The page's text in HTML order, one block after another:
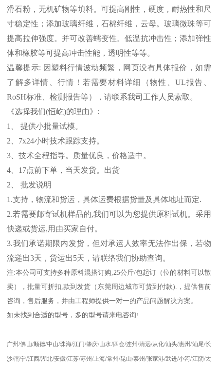
滑石粉，无机矿物等填料。可提高刚性，硬度，耐热性和尺
寸稳定性；添加玻璃纤维，石棉纤维，云母。玻璃微珠等可
提高拉伸强度。并可改善蠕变性。低温抗冲击性；添加弹性
体和橡胶等可提高冲击性能，透明性等等。
温馨提示: 因塑料行情波动频繁，网页没有具体报价，如需
了解多详情、行情！若需要材料详细（物性、 UL报告、
RoSH标准、检测报告等），请联系我司工作人员索取。
《选择我们(恒屹)的理由》 :
1
、 提供小批量试模。
2
7x24小时技术跟踪支持。
3 、技术全程指导。质量优良，价格适中。
4
17点前下单，当天发货。出货
2 、 批发说明
1.支持，物流和货运，具体运费根据货量及具体地址而定.
2.若需要邮寄试机样品的,我们可以为您提供原料试机。采用
快递或货运,用由买家自付。
3.我们承诺期限内发货，但对承运人效率无法作出保，若物
流递出3天，货运出5天，请联络我们协助查询。
注:本公司可支持多种原料混搭订购 ,25公斤/包起订（位的材料可以散
卖），批量可折扣 ,款到发货（东莞周边城市可货到付款).
，提供售前
咨询，售后服务，并由工程师提供一对一的产品问题解决方案。
如未找到合适的型号，多的型号请来电咨询!
广州/佛山/顺德/中山/珠海/江门/肇庆/山水/四会/连州 /清远/从化/汕头/惠州/汕尾/长
沙/南宁/江西/湖北/安徽/江苏/苏州/上海/常州 /昆山/泰州 /张家港/武进/小河/江阴/太